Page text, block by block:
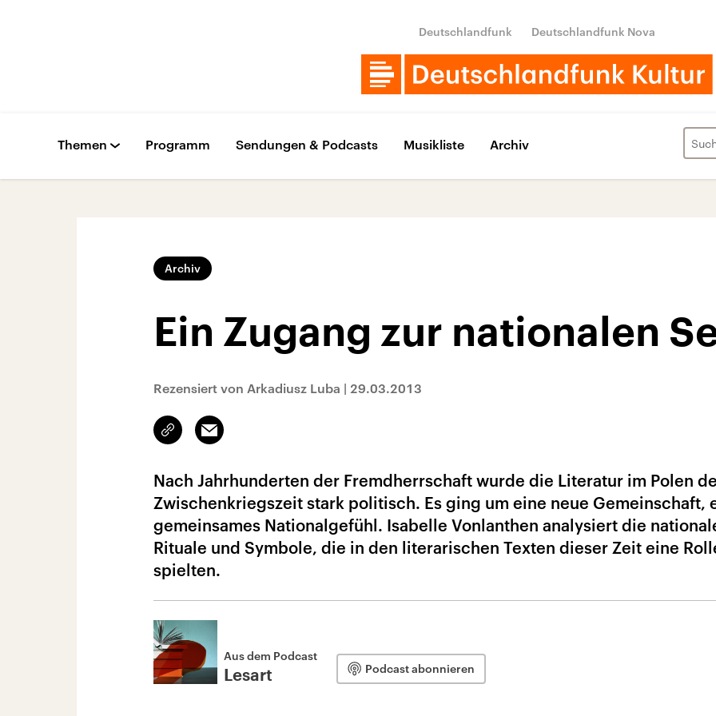
Deutschlandfunk Deutschlandfunk Nova
Themen Programm Sendungen & Podcasts Musikliste Archiv
Archiv
Ein Zugang zur nationalen
Rezensiert von Arkadiusz Luba | 29.03.2013
Link
kopieren/teilen
Email
Nach Jahrhunderten der Fremdherrschaft wurde die Literatur im Polen
Zwischenkriegszeit stark politisch. Es ging um eine neue Gemeinschaft,
gemeinsames Nationalgefühl. Isabelle Vonlanthen analysiert die
Rituale und Symbole, die in den literarischen Texten dieser Zeit eine
spielten.
Aus dem Podcast
Lesart Podcast abonnieren